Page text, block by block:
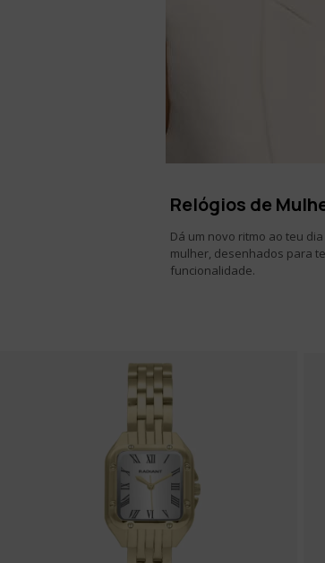
Relógios de
Dá um novo ritmo ao teu
mulher, desenhados para
funcionalidade.